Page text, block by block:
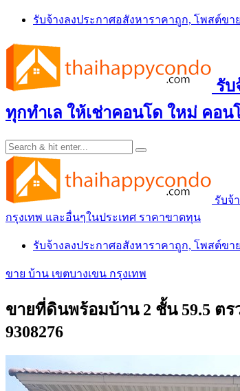
Skip
content
รับจ้างลงประกาศอสังหาราคาถูก, โพสต์ข
รับ
ทุกทำเล ให้เช่าคอนโด ใหม่ คอ
รับจ้
กรุงเทพ และอื่นๆในประเทศ ราคาขาดทุน
รับจ้างลงประกาศอสังหาราคาถูก, โพสต์ข
ขาย บ้าน เขตบางเขน กรุงเทพ
ขายที่ดินพร้อมบ้าน 2 ชั้น 59.5 ตร
9308276